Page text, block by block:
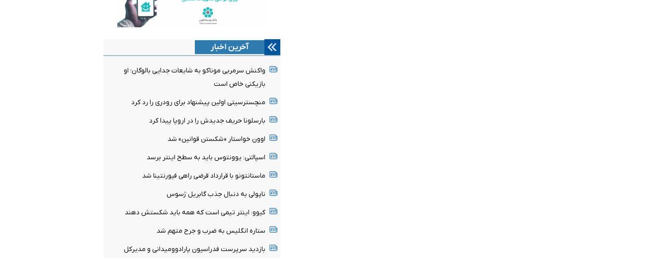
آخرین اخبار
واکنش سرمربی موناکو به شایعات جدایی بالوگان؛ او
بازیکنی خاص است
منچسترسیتی اولین پیشنهاد برای رودری را رد کرد
بارسلونا حریف جدیدش را در اروپا پیدا کرد
اوون خواستار «شکستن قوانین» شد
اسپالتی: یوونتوس باید به سطح اینتر برسد
ماستانتونو با قرارداد قرضی راهی فیورنتینا شد
ناپولی به دنبال جذب گابریل ژسوس
کیوو: اینتر تیمی است که همه باید شکستش دهند
ستاره انگلیس به ضرب و جرح متهم شد
بازدید سرپرست فدراسیون پارادوومیدانی و مدیرکل